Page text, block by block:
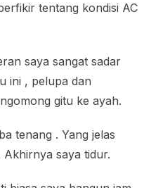
tentang kondisi AC
saya sangat sadar
ini , pelupa dan
gitu ke ayah.
tenang . Yang jelas
saya tidur.